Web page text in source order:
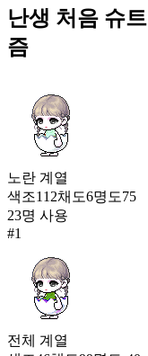
244
콩당콩당 교복(여)
399
난생 처음 슈트
주황 니트
398
247
고스로리 드레스(여)
어둠의 심판관(남)
397
난생 처음 슈트
즘
노란 계열
색조112채도6명도75
23명 사용
#1
전체 계열